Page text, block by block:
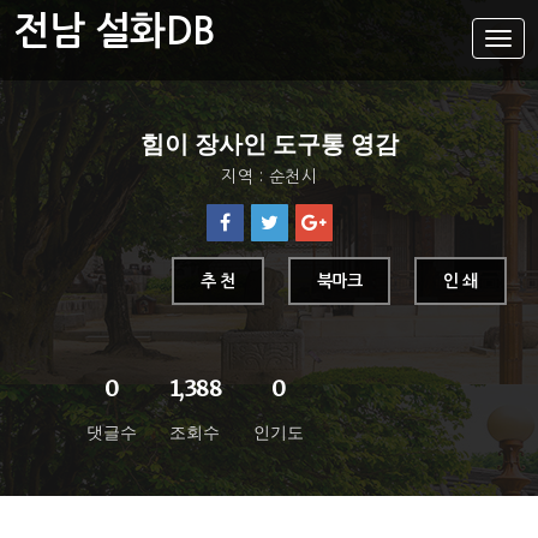
설
화
메
뉴
전남 설화DB
설화DB
통합검색
지역별
힘이 장사인 도구통 영감
지역 : 순천시
0
댓글수
1,388
조회수
0
인기도
추 천 북마크 인 쇄